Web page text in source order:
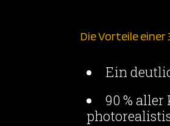
Die Vorteile einer
Ein
90 %